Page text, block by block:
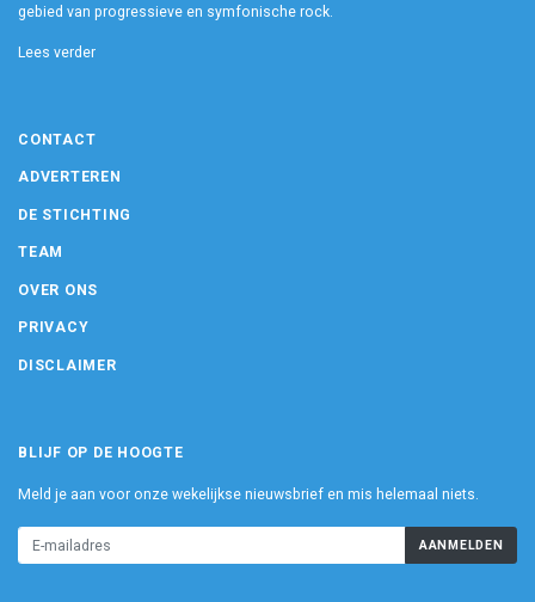
gebied van progressieve en symfonische rock.
Lees verder
CONTACT
ADVERTEREN
DE STICHTING
TEAM
OVER ONS
PRIVACY
DISCLAIMER
BLIJF OP DE HOOGTE
Meld je aan voor onze wekelijkse nieuwsbrief en mis helemaal niets.
AANMELDEN